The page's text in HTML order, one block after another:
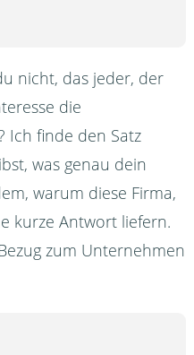
nicht, das jeder, der
die
Ich finde den Satz
was genau dein
warum diese Firma,
kurze Antwort liefern.
zum Unternehmen